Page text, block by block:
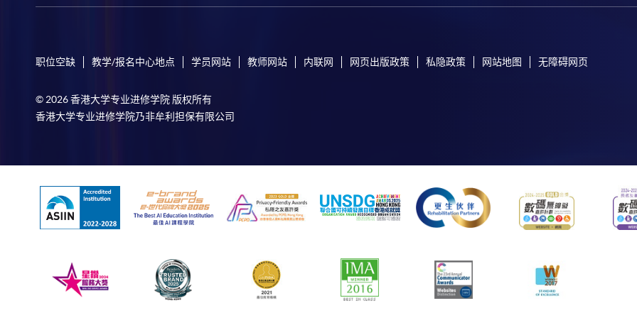
职位空缺 教学/报名中心地点 学员网站 教师网站 内联网 网页出版政策 私隐政策 网站地图 无障碍网页
© 2026 香港大学专业进修学院 版权所有
香港大学专业进修学院乃非牟利担保有限公司